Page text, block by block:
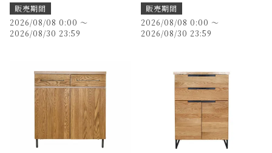
販売期間
2026/08/08 0:00 〜
2026/08/30 23:59
販売期間
2026/08/08 0:00 〜
2026/08/30 23:59